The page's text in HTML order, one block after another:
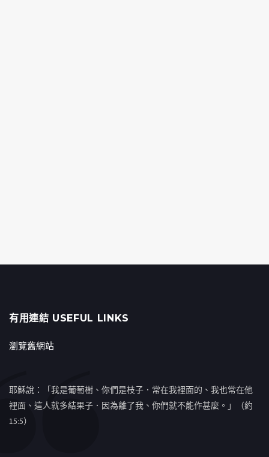
有用連結 USEFUL LINKS
瀏覽舊網站
耶穌說：「我是葡萄樹、你們是枝子．常在我裡面的、我也常在他
裡面、這人就多結果子．因為離了我、你們就不能作甚麼。」（約
15:5）